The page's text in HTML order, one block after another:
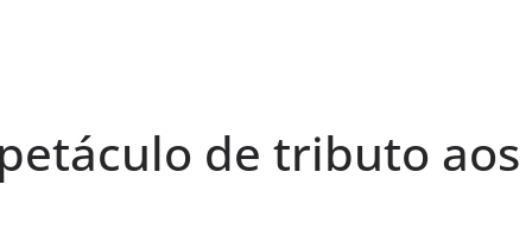
de tributo